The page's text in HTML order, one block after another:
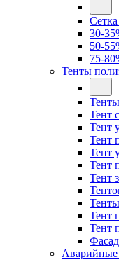
30-
50-
75-
Тенты
Тент
Тент
Тент
Тент
Тент
Тент
Тент
Тент
Аварийные